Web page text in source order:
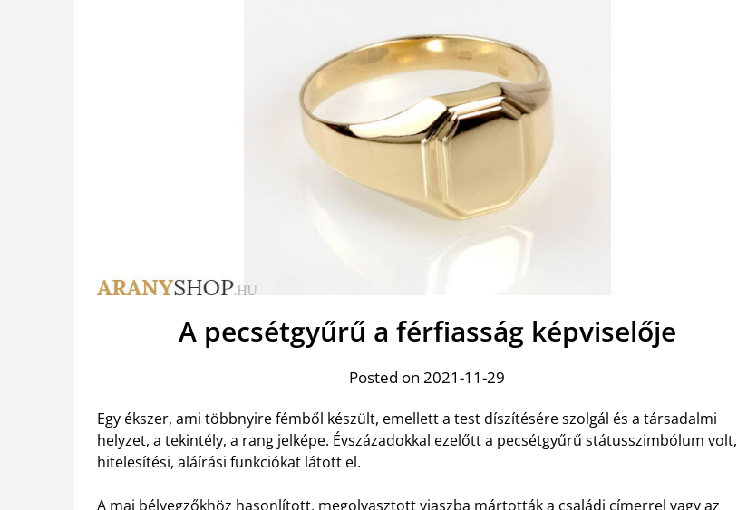
A pecsétgyűrű a férfiasság képviselője
Posted on 2021-11-29
Egy ékszer, ami többnyire fémből készült, emellett a test díszítésére szolgál és a társadalmi
helyzet, a tekintély, a rang jelképe. Évszázadokkal ezelőtt a pecsétgyűrű státusszimbólum volt,
hitelesítési, aláírási funkciókat látott el.
A mai bélyegzőkhöz hasonlított, megolvasztott viaszba mártották a családi címerrel vagy az